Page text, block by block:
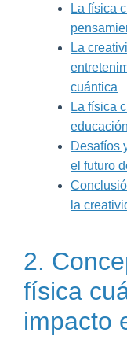
La física
La
cuántica
La física
Desafíos
el futuro
la
2.
física
impacto